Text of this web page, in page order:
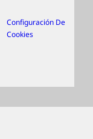
Configuración De
Cookies